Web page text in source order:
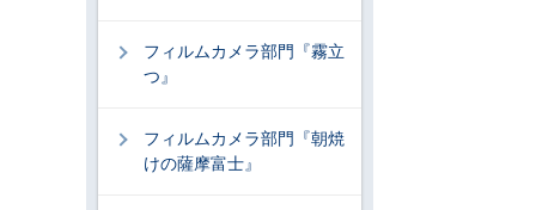
フィルムカメラ部門『霧立
つ』
フィルムカメラ部門『朝焼
けの薩摩富士』